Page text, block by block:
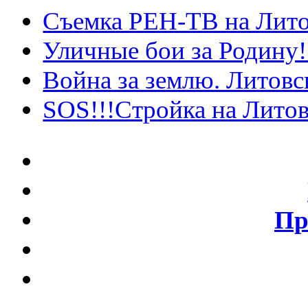
Съемка РЕН-ТВ на
Уличные бои за
Война за землю.
SOS!!!Стройка на